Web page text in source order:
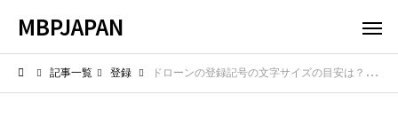
MBPJAPAN
記事一覧 登録 ドローンの登録記号の文字サイズの目安は？規則で定められた大きさと視認性を確保するコツ